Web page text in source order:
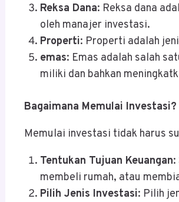
Reksa Dana: Reksa dana
oleh manajer investasi.
Properti: Properti adalah
emas: Emas adalah salah
miliki dan bahkan
Bagaimana Memulai Investasi?
Memulai investasi tidak harus
Tentukan Tujuan Keuangan:
membeli rumah, atau
Pilih Jenis Investasi: Pilih